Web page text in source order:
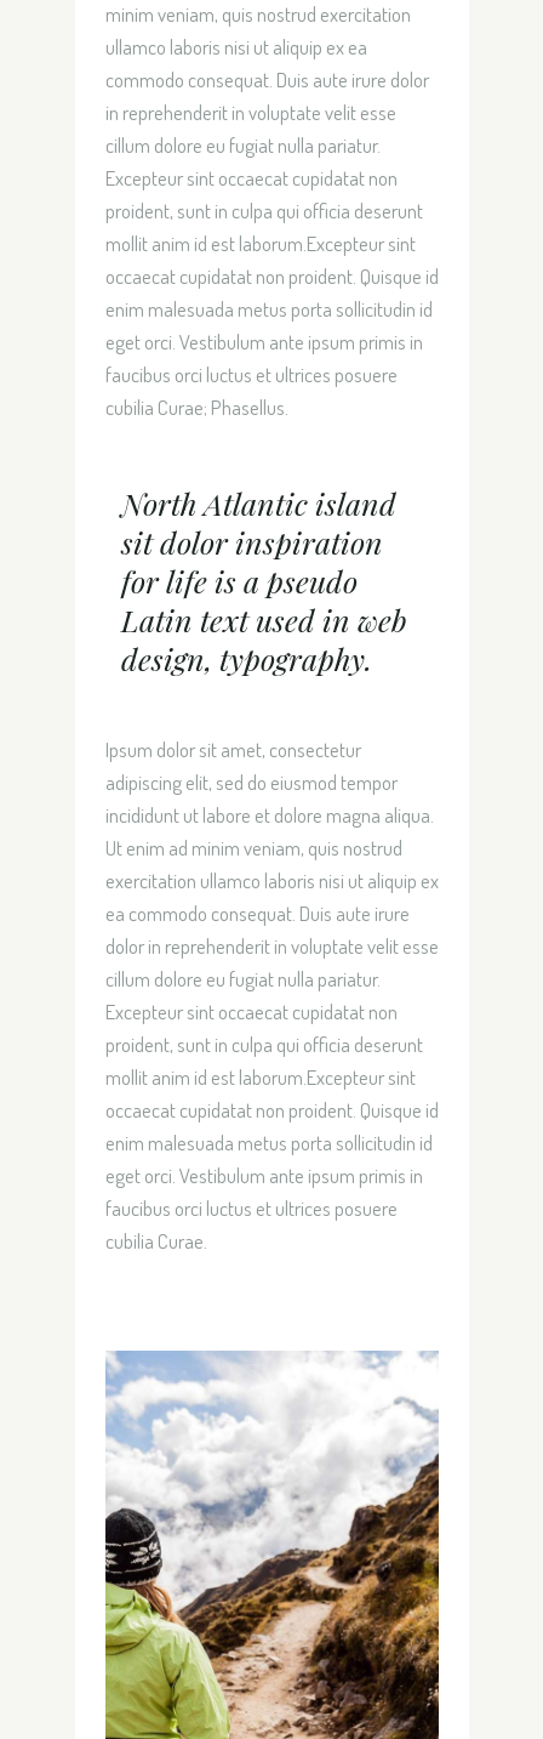
minim veniam, quis nostrud exercitation
ullamco laboris nisi ut aliquip ex ea
commodo consequat. Duis aute irure dolor
in reprehenderit in voluptate velit esse
cillum dolore eu fugiat nulla pariatur.
Excepteur sint occaecat cupidatat non
proident, sunt in culpa qui officia deserunt
mollit anim id est laborum.Excepteur sint
occaecat cupidatat non proident. Quisque id
enim malesuada metus porta sollicitudin id
eget orci. Vestibulum ante ipsum primis in
faucibus orci luctus et ultrices posuere
cubilia Curae; Phasellus.
North Atlantic island
sit dolor inspiration
for life is a pseudo
Latin text used in web
design, typography.
Ipsum dolor sit amet, consectetur
adipiscing elit, sed do eiusmod tempor
incididunt ut labore et dolore magna aliqua.
Ut enim ad minim veniam, quis nostrud
exercitation ullamco laboris nisi ut aliquip ex
ea commodo consequat. Duis aute irure
dolor in reprehenderit in voluptate velit esse
cillum dolore eu fugiat nulla pariatur.
Excepteur sint occaecat cupidatat non
proident, sunt in culpa qui officia deserunt
mollit anim id est laborum.Excepteur sint
occaecat cupidatat non proident. Quisque id
enim malesuada metus porta sollicitudin id
eget orci. Vestibulum ante ipsum primis in
faucibus orci luctus et ultrices posuere
cubilia Curae.